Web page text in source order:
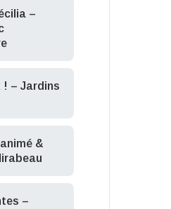
–
! – Jardins
&
–